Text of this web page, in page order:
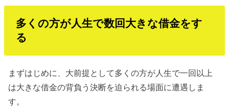
多くの方が人生で数回大きな借金をす
る
まずはじめに、大前提として多くの方が人生で一回以上
は大きな借金の背負う決断を迫られる場面に遭遇しま
す。